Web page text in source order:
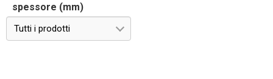
spessore (mm)
Tutti i prodotti